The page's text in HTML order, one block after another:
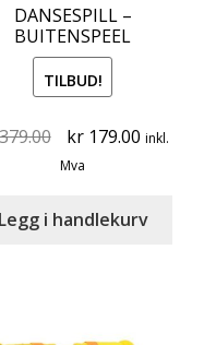
DANSESPILL –
BUITENSPEEL
TILBUD!
Original
price
kr 379.00.
kr179.00Current
kr 179.00.
inkl.
Mva
Legg i handlekurv